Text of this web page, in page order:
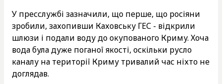
У пресслужбі зазначили, що перше, що росіяни
зробили, захопивши Каховську ГЕС - відкрили
шлюзи і подали воду до окупованого Криму. Хоча
вода була дуже поганої якості, оскільки русло
каналу на території Криму тривалий час ніхто не
доглядав.